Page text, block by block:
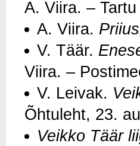
A. Viira. –
A. Viira.
V. Täär.
Viira. –
V. Leivak.
Õhtuleht, 23.
Veikko Täär